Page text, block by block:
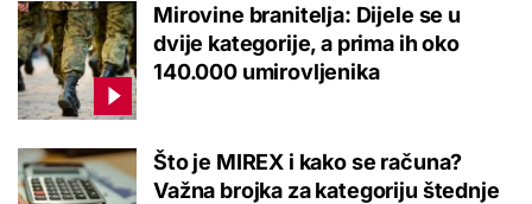
Mirovine branitelja: Dijele se u
dvije kategorije, a prima ih oko
140.000 umirovljenika
Što je MIREX i kako se računa?
Važna brojka za kategoriju štednje